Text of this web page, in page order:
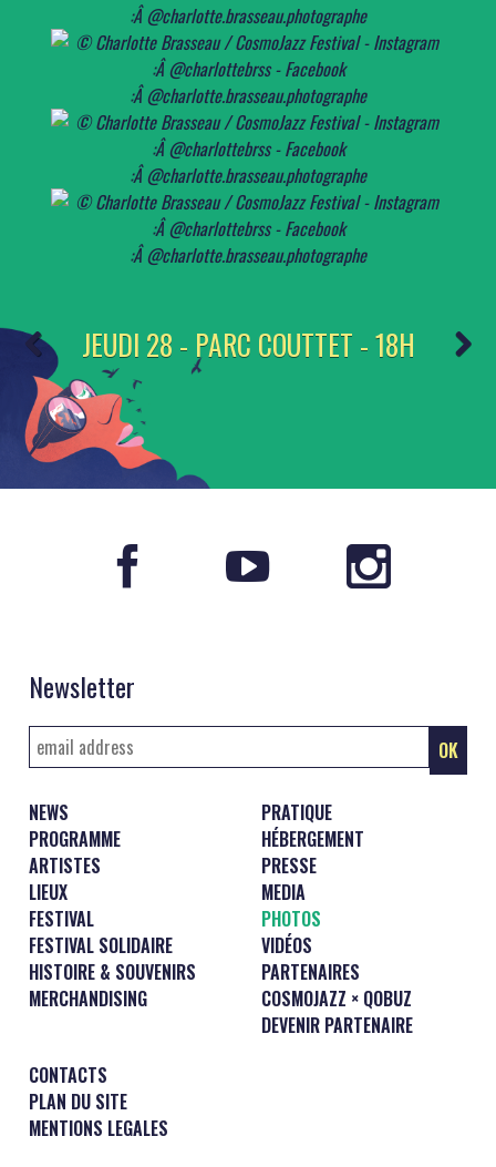
JEUDI 28 - PARC COUTTET - 18H
Newsletter
NEWS
PROGRAMME
ARTISTES
LIEUX
FESTIVAL
FESTIVAL SOLIDAIRE
HISTOIRE & SOUVENIRS
MERCHANDISING
PRATIQUE
HÉBERGEMENT
PRESSE
MEDIA
PHOTOS
VIDÉOS
PARTENAIRES
COSMOJAZZ × QOBUZ
DEVENIR PARTENAIRE
CONTACTS
PLAN DU SITE
MENTIONS LEGALES